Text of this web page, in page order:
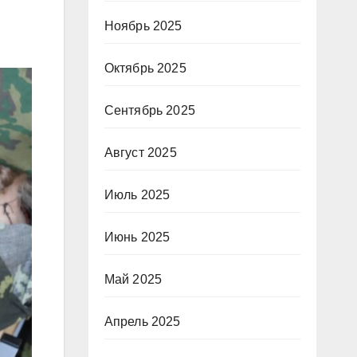
Ноябрь 2025
Октябрь 2025
Сентябрь 2025
Август 2025
Июль 2025
Июнь 2025
Май 2025
Апрель 2025